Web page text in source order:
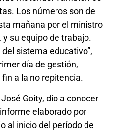
Los números son de
mañana por el ministro
y su equipo de trabajo.
sistema educativo”,
día de gestión,
a la no repitencia.
Goity, dio a conocer
elaborado por
al inicio del período de